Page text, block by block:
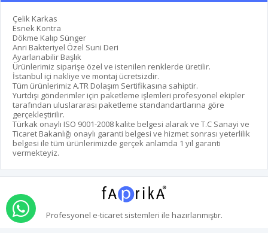
Çelik Karkas
Esnek Kontra
Dökme Kalıp Sünger
Anri Bakteriyel Özel Suni Deri
Ayarlanabilir Başlık
Ürünlerimiz siparişe özel ve istenilen renklerde üretilir.
İstanbul içi nakliye ve montaj ücretsizdir.
Tüm ürünlerimiz A.TR Dolaşım Sertifikasına sahiptir.
Yurtdışı gönderimler için paketleme işlemleri profesyonel ekipler
tarafından uluslararası paketleme standandartlarına göre
gerçekleştirilir.
Türkak onaylı ISO 9001-2008 kalite belgesi alarak ve T.C Sanayi ve
Ticaret Bakanlığı onaylı garanti belgesi ve hizmet sonrası yeterlilik
belgesi ile tüm ürünlerimizde gerçek anlamda 1 yıl garanti
vermekteyiz.
Profesyonel e-ticaretsistemleri ile hazırlanmıştır.